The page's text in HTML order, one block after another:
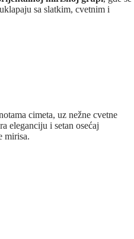
sa slatkim, cvetnim i
cimeta, uz nežne cvetne
eleganciju i setan osećaj
mirisa.